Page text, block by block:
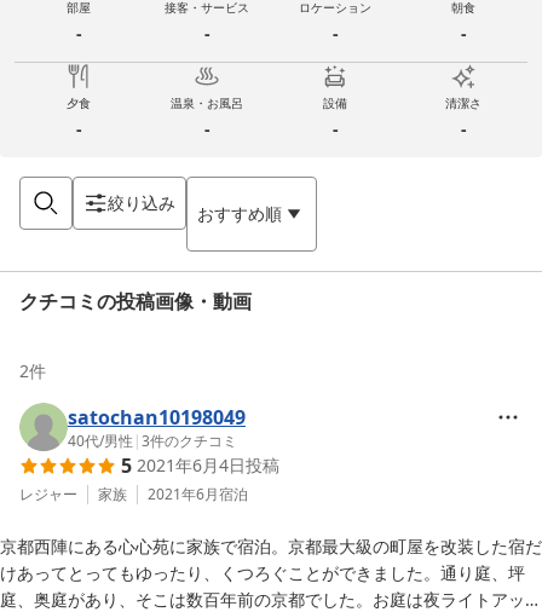
部屋
-
接客・サービス
-
ロケーション
-
朝食
-
夕食
-
温泉・お風呂
-
設備
-
清潔さ
-
絞り込み おすすめ順
クチコミの投稿画像・動画
2件
satochan10198049
40代/男性 |3件のクチコミ
5 2021年6月4日投稿
レジャー 家族 2021年6月宿泊
京都西陣にある心心苑に家族で宿泊。京都最大級の町屋を改装した宿だ
けあってとってもゆったり、くつろぐことができました。通り庭、坪
庭、奥庭があり、そこは数百年前の京都でした。お庭は夜ライトアップ